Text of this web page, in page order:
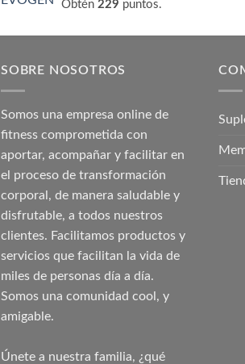
Obtén 229 puntos.
SOBRE NOSOTROS
Somos una empresa online de
fitness comprometida con
aportar, acompañar y facilitar en
el proceso de transformación
corporal, de manera saludable y
disfrutable, a todos nuestros
clientes. Facilitamos productos y
servicios que facilitan la vida de
miles de personas día a día.
Somos una comunidad cool, y
amigable.
Únete a nuestra familia, ¿qué